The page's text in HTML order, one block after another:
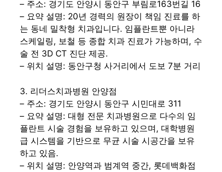
– 주소: 경기도 안양시 동안구 부림로163번길 16
– 요약 설명: 20년 경력의 원장이 책임 진료를 하
는 동네 밀착형 치과입니다. 임플란트뿐 아니라
스케일링, 보철 등 종합 치과 진료가 가능하며, 수
술 전 3D CT 진단 제공.
– 위치 설명: 동안구청 사거리에서 도보 7분 거리
3. 리더스치과병원 안양점
– 주소: 경기도 안양시 동안구 시민대로 311
– 요약 설명: 대형 전문 치과병원으로 다수의 임
플란트 시술 경험을 보유하고 있으며, 대학병원
급 시스템을 기반으로 무균 시술 시공간을 보유
하고 있음.
– 위치 설명: 안양역과 범계역 중간, 롯데백화점